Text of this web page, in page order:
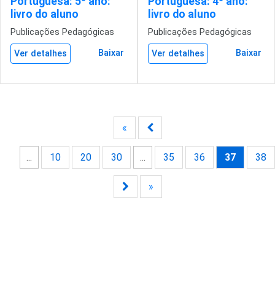
livro do aluno
Publicações Pedagógicas
Ver detalhes Baixar
livro do aluno
Publicações Pedagógicas
Ver detalhes Baixar
«
... 10 20 30 ... 35 36 37 38
»